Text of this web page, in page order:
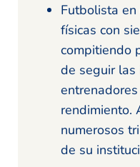
Futbolista
físicas con
compitiendo
de seguir las
rendimiento.
numerosos
de su